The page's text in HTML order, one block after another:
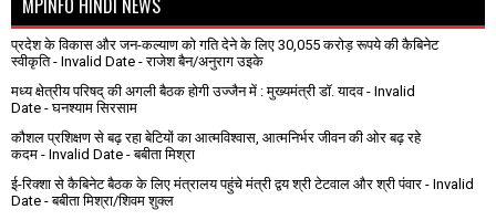
प्रदेश के विकास और जन-कल्याण को गति देने के लिए 30,055 करोड़ रूपये की कैबिनेट
स्वीकृति- Invalid Date - राजेश बैन/अनुराग उइके
मध्य क्षेत्रीय परिषद् की अगली बैठक होगी उज्जैन में : मुख्यमंत्री डॉ. यादव- Invalid
Date - घनश्याम सिरसाम
कौशल प्रशिक्षण से बढ़ रहा बेटियों का आत्मविश्वास, आत्मनिर्भर जीवन की ओर बढ़ रहे
कदम - Invalid Date - बबीता मिश्रा
ई-रिक्शा से कैबिनेट बैठक के लिए मंत्रालय पहुंचे मंत्री द्वय श्री टेटवाल और श्री पंवार - Invalid
Date - बबीता मिश्रा/शिवम शुक्ल